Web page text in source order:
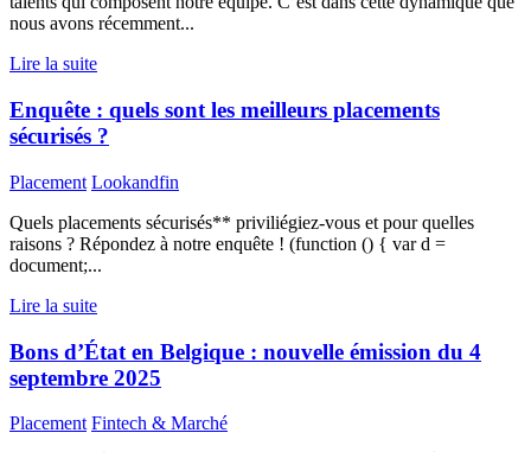
nous avons récemment...
Lire la suite
Enquête : quels sont les meilleurs placements
sécurisés ?
Placement Lookandfin
Quels placements sécurisés** priviliégiez-vous et pour quelles
raisons ? Répondez à notre enquête ! (function () { var d =
document;...
Lire la suite
Bons d’État en Belgique : nouvelle émission du 4
septembre 2025
Placement Fintech & Marché